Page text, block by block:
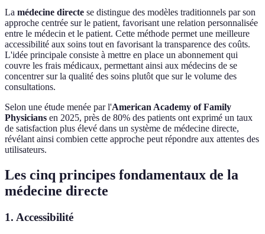
La médecine directe se distingue des modèles traditionnels par son
approche centrée sur le patient, favorisant une relation personnalisée
entre le médecin et le patient. Cette méthode permet une meilleure
accessibilité aux soins tout en favorisant la transparence des coûts.
L'idée principale consiste à mettre en place un abonnement qui
couvre les frais médicaux, permettant ainsi aux médecins de se
concentrer sur la qualité des soins plutôt que sur le volume des
consultations.
Selon une étude menée par l'American Academy of Family
Physicians en 2025, près de 80% des patients ont exprimé un taux
de satisfaction plus élevé dans un système de médecine directe,
révélant ainsi combien cette approche peut répondre aux attentes des
utilisateurs.
Les cinq principes fondamentaux de la
médecine directe
1. Accessibilité